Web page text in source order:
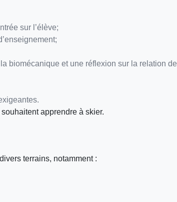
sur l’élève;
biomécanique et une réflexion sur la relation de
apprendre à skier.
terrains, notamment :